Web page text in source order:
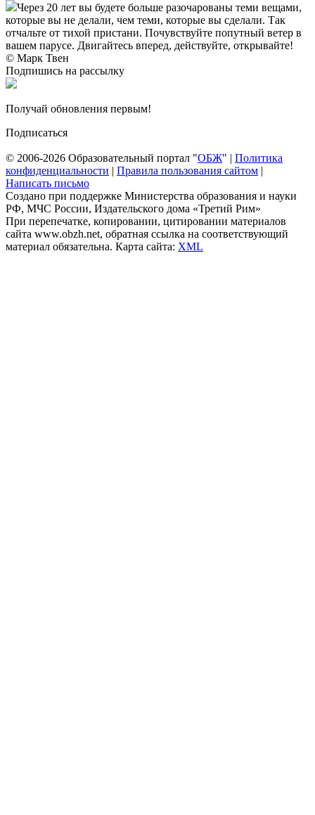
Через 20 лет вы будете больше разочарованы теми вещами,
которые вы не делали, чем теми, которые вы сделали. Так
отчальте от тихой пристани. Почувствуйте попутный ветер в
вашем парусе. Двигайтесь вперед, действуйте, открывайте!
© Марк Твен
Подпишись на рассылку
Получай обновления первым!
Подписаться
© 2006-2026 Образовательный портал "ОБЖ" | Политика
конфиденциальности | Правила пользования сайтом |
Написать письмо
Создано при поддержке Министерства образования и науки
РФ, МЧС России, Издательского дома «Третий Рим»
При перепечатке, копировании, цитировании материалов
сайта www.obzh.net, обратная ссылка на соответствующий
материал обязательна. Карта сайта: XML